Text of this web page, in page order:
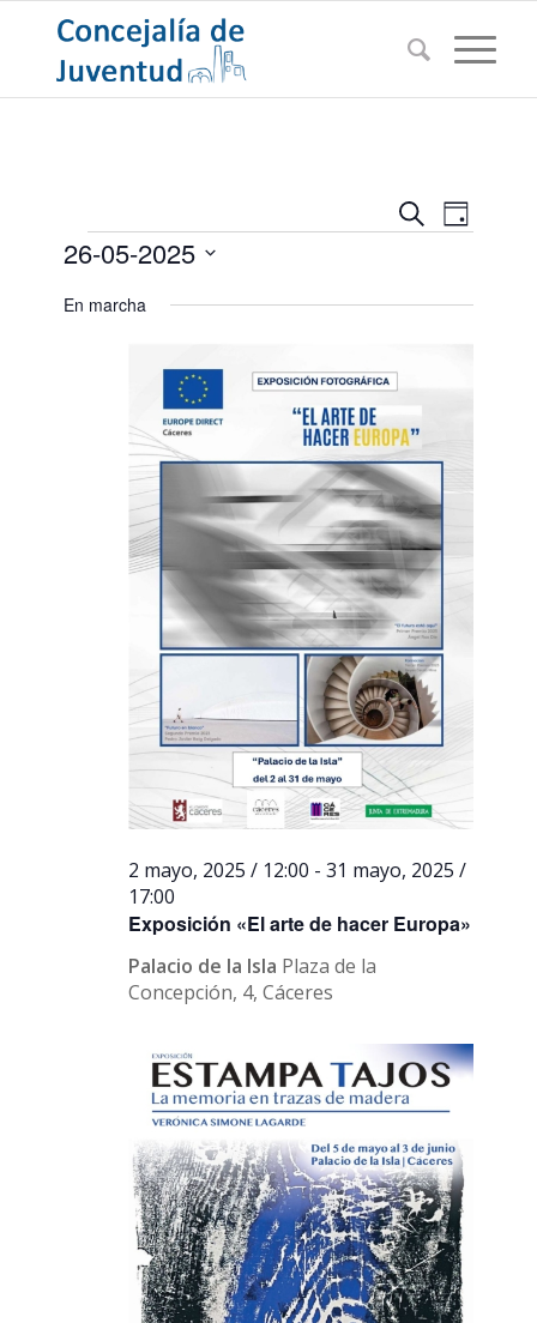
y
de
Eventos
Buscar
de
Evento
Día
Eventos
26-05-2025
fecha.
En marcha
Exposición «El arte de hacer Europa»
2 mayo, 2025 / 12:00 -31 mayo, 2025 /
17:00
Palacio de la Isla Plaza de la
Concepción, 4, Cáceres